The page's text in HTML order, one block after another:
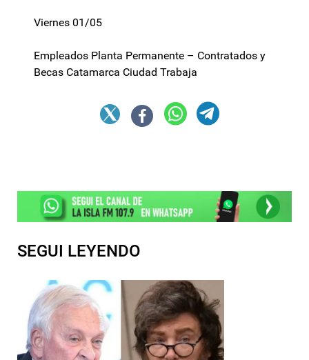
Viernes 01/05
Empleados Planta Permanente – Contratados y
Becas Catamarca Ciudad Trabaja
SEGUI LEYENDO